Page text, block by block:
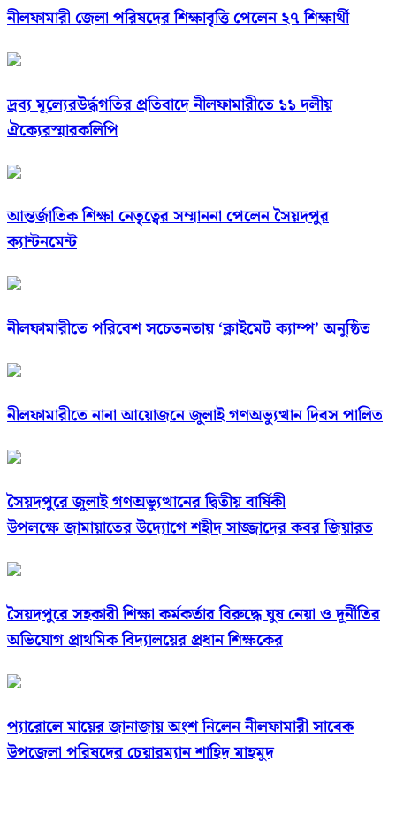
নীলফামারী জেলা পরিষদের শিক্ষাবৃত্তি পেলেন ২৭ শিক্ষার্থী
দ্রব্য মূল্যেরউর্দ্ধগতির প্রতিবাদে নীলফামারীতে ১১ দলীয়
ঐক্যেরস্মারকলিপি
আন্তর্জাতিক শিক্ষা নেতৃত্বের সম্মাননা পেলেন সৈয়দপুর
ক্যান্টনমেন্ট
নীলফামারীতে পরিবেশ সচেতনতায় ‘ক্লাইমেট ক্যাম্প’ অনুষ্ঠিত
নীলফামারীতে নানা আয়োজনে জুলাই গণঅভ্যুত্থান দিবস পালিত
সৈয়দপুরে জুলাই গণঅভ্যুত্থানের দ্বিতীয় বার্ষিকী
উপলক্ষে জামায়াতের উদ্যোগে শহীদ সাজ্জাদের কবর জিয়ারত
সৈয়দপুরে সহকারী শিক্ষা কর্মকর্তার বিরুদ্ধে ঘুষ নেয়া ও দূর্নীতির
অভিযোগ প্রাথমিক বিদ্যালয়ের প্রধান শিক্ষকের
প্যারোলে মায়ের জানাজায় অংশ নিলেন নীলফামারী সাবেক
উপজেলা পরিষদের চেয়ারম্যান শাহিদ মাহমুদ